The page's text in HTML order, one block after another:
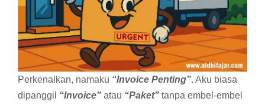
Perkenalkan, namaku “Invoice Penting”. Aku biasa
dipanggil “Invoice” atau “Paket” tanpa embel-embel